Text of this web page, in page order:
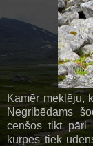
Kamēr meklēju,
Negribēdams
cenšos tikt pāri
kurpēs tiek